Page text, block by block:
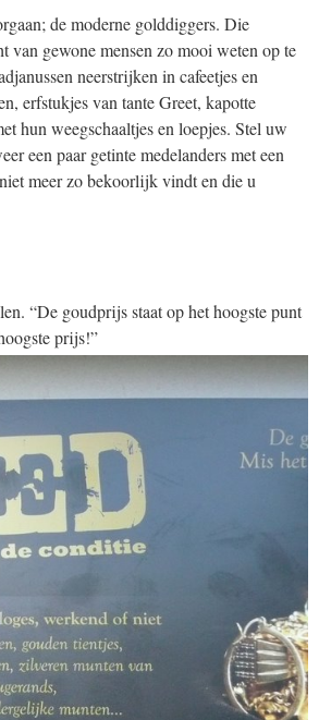
de moderne golddiggers. Die
van gewone mensen zo mooi weten op te
neerstrijken in cafeetjes en
erfstukjes van tante Greet, kapotte
hun weegschaaltjes en loepjes. Stel uw
een paar getinte medelanders met een
meer zo bekoorlijk vindt en die u
“De goudprijs staat op het hoogste punt
prijs!”